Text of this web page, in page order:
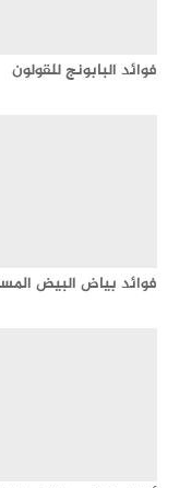
فوائد البابونج للقولون
فوائد بياض البيض